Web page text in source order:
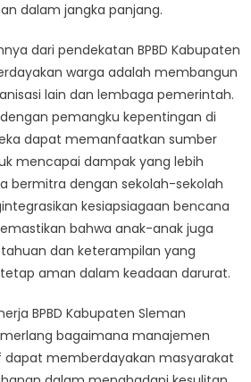
dalam jangka panjang.
dari pendekatan BPBD Kabupaten
warga adalah membangun
lain dan lembaga pemerintah.
pemangku kepentingan di
dapat memanfaatkan sumber
mencapai dampak yang lebih
bermitra dengan sekolah-sekolah
kesiapsiagaan bencana
bahwa anak-anak juga
dan keterampilan yang
aman dalam keadaan darurat.
BPBD Kabupaten Sleman
bagaimana manajemen
memberdayakan masyarakat